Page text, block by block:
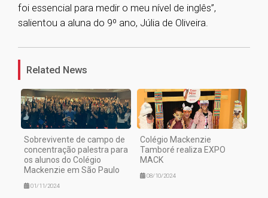
foi essencial para medir o meu nível de inglês”,
salientou a aluna do 9º ano, Júlia de Oliveira.
1
Related News
Sobrevivente de campo de
concentração palestra para
os alunos do Colégio
Mackenzie em São Paulo
01/11/2024
Colégio Mackenzie
Tamboré realiza EXPO
MACK
08/10/2024